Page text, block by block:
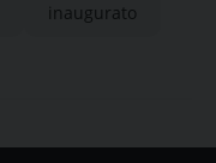
inaugurato